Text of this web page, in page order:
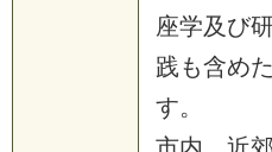
座学及び
践も含め
す。